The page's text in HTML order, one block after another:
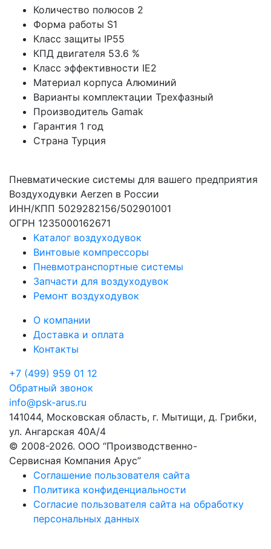
Количество полюсов 2
Форма работы S1
Класс защиты IP55
КПД двигателя 53.6 %
Класс эффективности IE2
Материал корпуса Алюминий
Варианты комплектации Трехфазный
Производитель Gamak
Гарантия 1 год
Страна Турция
Пневматические системы для вашего предприятия
Воздуходувки Aerzen в России
ИНН/КПП 5029282156/502901001
ОГРН 1235000162671
Каталог воздуходувок
Винтовые компрессоры
Пневмотранспортные системы
Запчасти для воздуходувок
Ремонт воздуходувок
О компании
Доставка и оплата
Контакты
+7 (499) 959 01 12
Обратный звонок
info@psk-arus.ru
141044, Московская область, г. Мытищи, д. Грибки,
ул. Ангарская 40А/4
© 2008-2026. ООО “Производственно-
Сервисная Компания Арус”
Соглашение пользователя сайта
Политика конфиденциальности
Согласие пользователя сайта на обработку
персональных данных